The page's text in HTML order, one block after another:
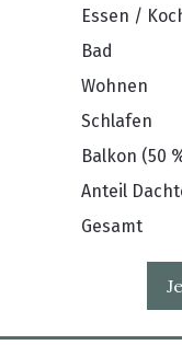
Essen /
Bad
Wohnen
Schlafen
Balkon (50
Anteil
Gesamt